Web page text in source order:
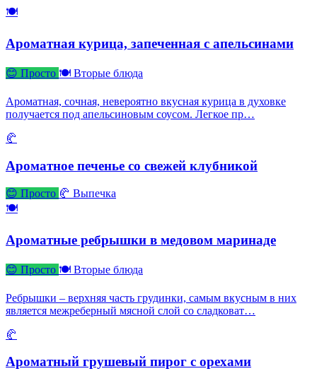
🍽
Ароматная курица, запеченная с апельсинами
😊 Просто 🍽 Вторые блюда
Ароматная, сочная, невероятно вкусная курица в духовке
получается под апельсиновым соусом. Легкое пр…
🥐
Ароматное печенье со свежей клубникой
😊 Просто 🥐 Выпечка
🍽
Ароматные ребрышки в медовом маринаде
😊 Просто 🍽 Вторые блюда
Ребрышки – верхняя часть грудинки, самым вкусным в них
является межреберный мясной слой со сладковат…
🥐
Ароматный грушевый пирог с орехами